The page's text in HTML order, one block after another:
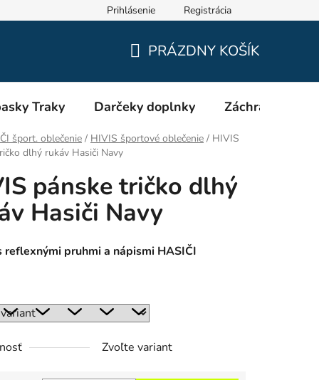
a výstroj pre hasičov RHEA SK Veľkostné tabuľky
Prihlásenie Registrácia
KOŠÍK
PRÁZDNY KOŠÍK
Traky Darčeky doplnky Záchranári
šport. oblečenie / HIVIS športové oblečenie / HIVIS
dlhý rukáv Hasiči Navy
pánske tričko dlhý
Hasiči Navy
reflexnými pruhmi a nápismi HASIČI
Zvoľte variant